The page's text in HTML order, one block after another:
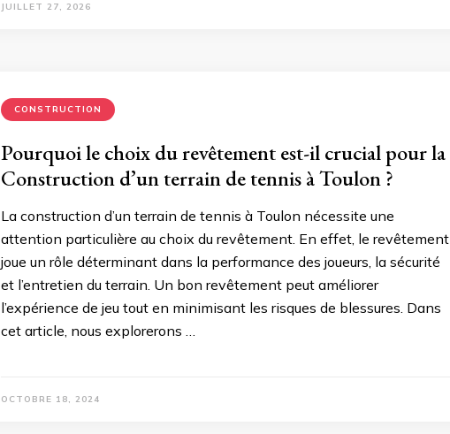
JUILLET 27, 2026
CONSTRUCTION
Pourquoi le choix du revêtement est-il crucial pour la
Construction d’un terrain de tennis à Toulon ?
La construction d’un terrain de tennis à Toulon nécessite une
attention particulière au choix du revêtement. En effet, le revêtement
joue un rôle déterminant dans la performance des joueurs, la sécurité
et l’entretien du terrain. Un bon revêtement peut améliorer
l’expérience de jeu tout en minimisant les risques de blessures. Dans
cet article, nous explorerons …
OCTOBRE 18, 2024